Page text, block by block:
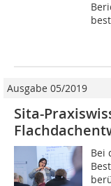
Ausgabe 05/2019
Sita-
Bei